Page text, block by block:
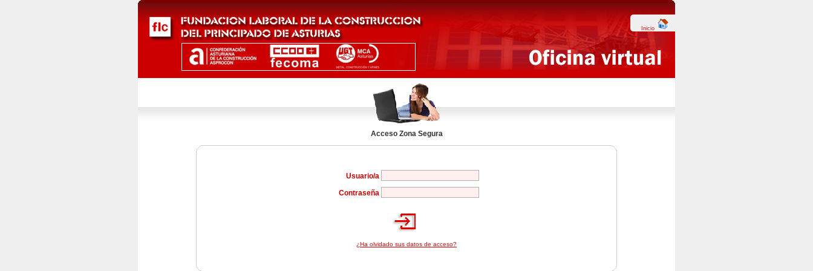
Inicio
Acceso Zona Segura
Usuario/a
Contraseña
¿Ha olvidado sus datos de acceso?